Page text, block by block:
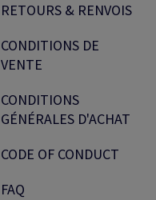
RETOURS & RENVOIS
CONDITIONS DE
VENTE
CONDITIONS
GÉNÉRALES D'ACHAT
CODE OF CONDUCT
FAQ